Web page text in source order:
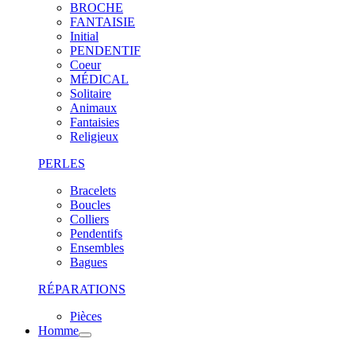
BROCHE
FANTAISIE
Initial
PENDENTIF
Coeur
MÉDICAL
Solitaire
Animaux
Fantaisies
Religieux
PERLES
Bracelets
Boucles
Colliers
Pendentifs
Ensembles
Bagues
RÉPARATIONS
Pièces
Homme